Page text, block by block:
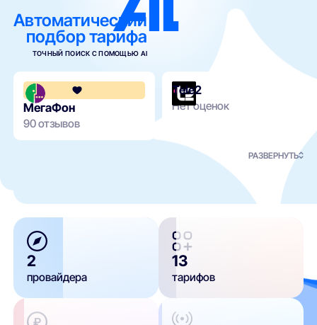
Автоматический
подбор тарифа
ТОЧНЫЙ ПОИСК С ПОМОЩЬЮ AI
4.1
МегаФон
90 отзывов
Tele2
Нет оценок
РАЗВЕРНУТЬ
2
провайдера
13
тарифов